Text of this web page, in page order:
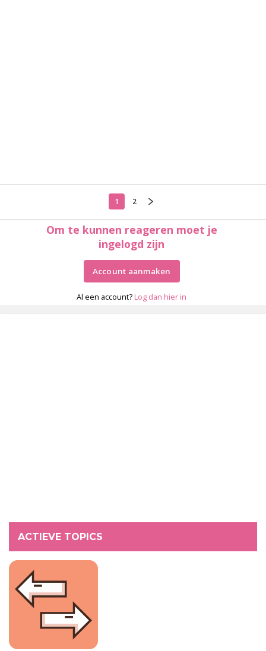
1 2
Om te kunnen reageren moet je
ingelogd zijn
Account aanmaken
Al een account? Log dan hier in
ACTIEVE TOPICS